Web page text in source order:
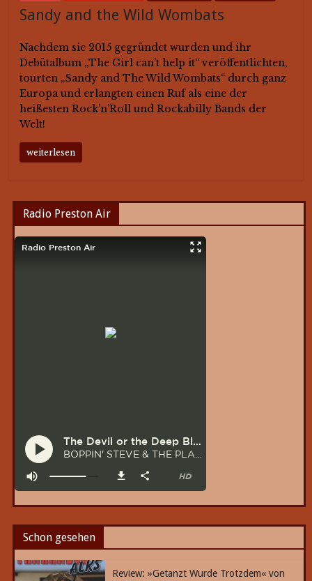
Sandy and the Wild Wombats
Nachdem sie 2015 gegründet wurden und ihr
Debütalbum „The Girl can’t help it“ veröffentlichten,
tourten „Sandy and The Wild Wombats“ durch ganz
Europa und erlangten einen Ruf als eine der
heißesten Rock’n’Roll und Rockabilly Bands der
Welt!
weiterlesen
Radio Preston Air
Schon gesehen
Review: »Getanzt Wurde Trotzdem« von